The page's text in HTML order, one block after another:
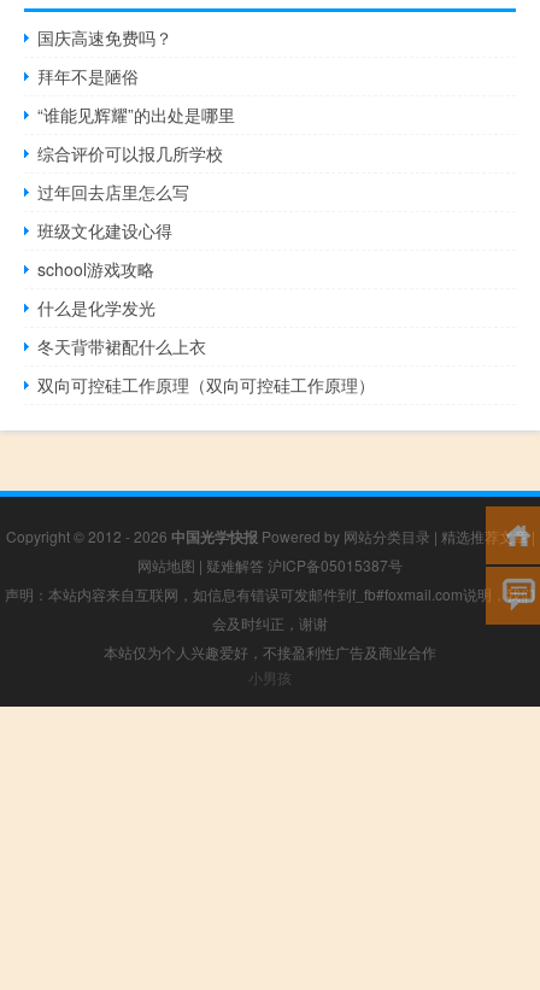
国庆高速免费吗？
拜年不是陋俗
“谁能见辉耀”的出处是哪里
综合评价可以报几所学校
过年回去店里怎么写
班级文化建设心得
school游戏攻略
什么是化学发光
冬天背带裙配什么上衣
双向可控硅工作原理（双向可控硅工作原理）
Copyright © 2012 - 2026 中国光学快报 Powered by 网站分类目录 | 精选推荐文章|
网站地图 | 疑难解答 沪ICP备05015387号
声明：本站内容来自互联网，如信息有错误可发邮件到f_fb#foxmail.com说明，我们
会及时纠正，谢谢
本站仅为个人兴趣爱好，不接盈利性广告及商业合作
小男孩